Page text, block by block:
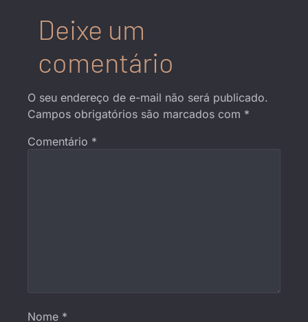
Deixe um
comentário
O seu endereço de e-mail não será publicado.
Campos obrigatórios são marcados com *
Comentário *
Nome *